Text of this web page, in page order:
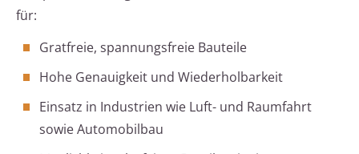
für:
Gratfreie, spannungsfreie Bauteile
Hohe Genauigkeit und Wiederholbarkeit
Einsatz in Industrien wie Luft- und Raumfahrt
sowie Automobilbau